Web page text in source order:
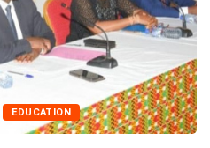
EDUCATION